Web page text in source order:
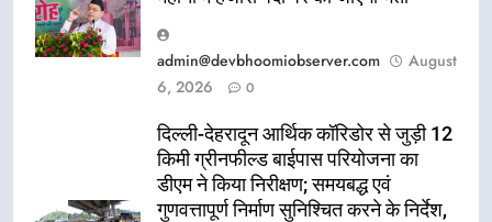
admin@devbhoomiobserver.com
August
6, 2026
0
दिल्ली-देहरादून आर्थिक कॉरिडोर से जुड़ी 12
किमी ग्रीनफील्ड बाईपास परियोजना का
डीएम ने किया निरीक्षण; समयबद्ध एवं
गुणवत्तापूर्ण निर्माण सुनिश्चित करने के निर्देश,